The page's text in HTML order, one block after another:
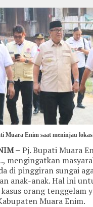
Muara Enim saat meninjau
–Pj. Bupati Muara
mengingatkan
di pinggiran sungai
anak-anak. Hal ini
orang tenggelam
Muara Enim.